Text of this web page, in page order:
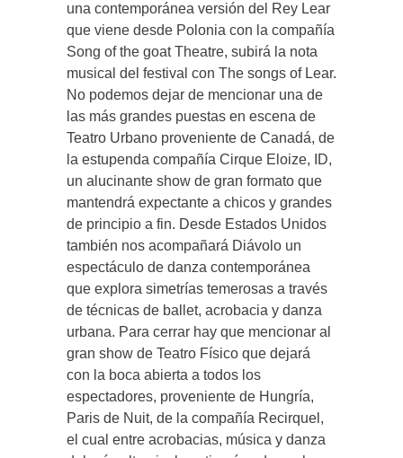
una contemporánea versión del Rey Lear
que viene desde Polonia con la compañía
Song of the goat Theatre, subirá la nota
musical del festival con The songs of Lear.
No podemos dejar de mencionar una de
las más grandes puestas en escena de
Teatro Urbano proveniente de Canadá, de
la estupenda compañía Cirque Eloize, ID,
un alucinante show de gran formato que
mantendrá expectante a chicos y grandes
de principio a fin. Desde Estados Unidos
también nos acompañará Diávolo un
espectáculo de danza contemporánea
que explora simetrías temerosas a través
de técnicas de ballet, acrobacia y danza
urbana. Para cerrar hay que mencionar al
gran show de Teatro Físico que dejará
con la boca abierta a todos los
espectadores, proveniente de Hungría,
Paris de Nuit, de la compañía Recirquel,
el cual entre acrobacias, música y danza